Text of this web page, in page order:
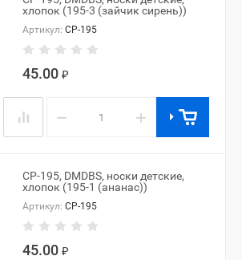
хлопок (195-3 (зайчик сирень))
Артикул: CP-195
45.00 ₽
− +
CP-195, DMDBS, носки детские,
хлопок (195-1 (ананас))
Артикул: CP-195
45.00 ₽